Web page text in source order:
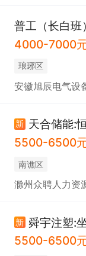
普工（长白班）
4000-7000
琅琊区
安徽旭辰电气设
新 天合储能:
5500-6500
南谯区
滁州众聘人力资
新
5500-6500